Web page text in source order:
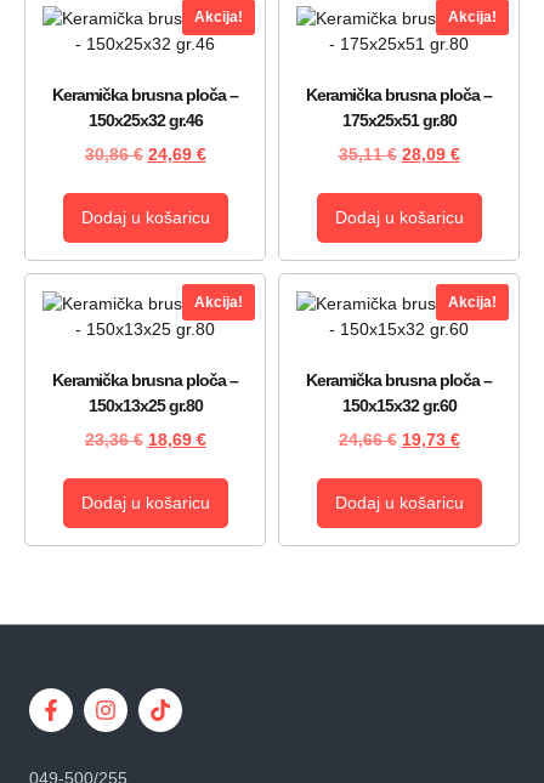
Akcija!
Keramička brusna ploča –
150x25x32 gr.46
30,86€ 24,69 €
Dodaj u košaricu
Akcija!
Keramička brusna ploča –
175x25x51 gr.80
35,11€ 28,09 €
Dodaj u košaricu
Akcija!
Keramička brusna ploča –
150x13x25 gr.80
23,36€ 18,69 €
Dodaj u košaricu
Akcija!
Keramička brusna ploča –
150x15x32 gr.60
24,66€ 19,73 €
Dodaj u košaricu
049-500/255